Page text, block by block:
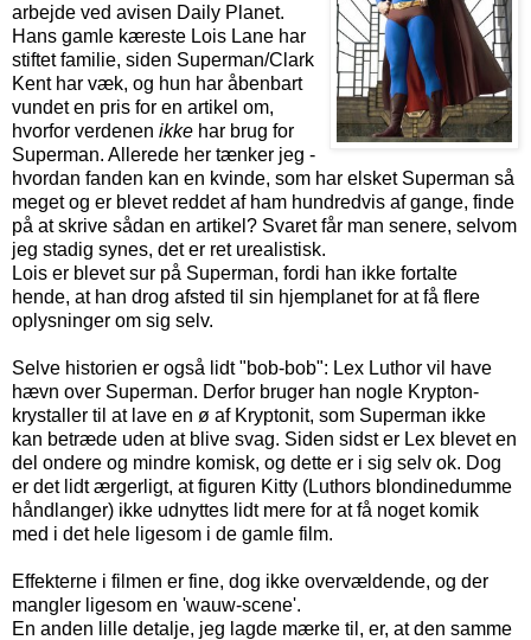
arbejde ved avisen Daily Planet.
Hans gamle kæreste Lois Lane har
stiftet familie, siden Superman/Clark
Kent har væk, og hun har åbenbart
vundet en pris for en artikel om,
hvorfor verdenen ikke har brug for
Superman. Allerede her tænker jeg -
hvordan fanden kan en kvinde, som har elsket Superman så
meget og er blevet reddet af ham hundredvis af gange, finde
på at skrive sådan en artikel? Svaret får man senere, selvom
jeg stadig synes, det er ret urealistisk.
Lois er blevet sur på Superman, fordi han ikke fortalte
hende, at han drog afsted til sin hjemplanet for at få flere
oplysninger om sig selv.
Selve historien er også lidt "bob-bob": Lex Luthor vil have
hævn over Superman. Derfor bruger han nogle Krypton-
krystaller til at lave en ø af Kryptonit, som Superman ikke
kan betræde uden at blive svag. Siden sidst er Lex blevet en
del ondere og mindre komisk, og dette er i sig selv ok. Dog
er det lidt ærgerligt, at figuren Kitty (Luthors blondinedumme
håndlanger) ikke udnyttes lidt mere for at få noget komik
med i det hele ligesom i de gamle film.
Effekterne i filmen er fine, dog ikke overvældende, og der
mangler ligesom en 'wauw-scene'.
En anden lille detalje, jeg lagde mærke til, er, at den samme